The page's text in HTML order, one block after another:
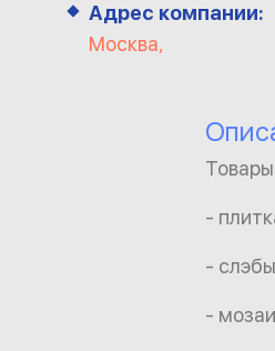
Адрес компании:
Москва,
-
-
-